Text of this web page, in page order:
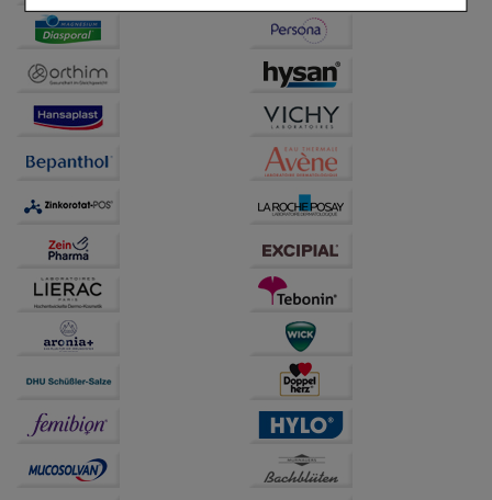
Einkaufserlebnis noch ansprechender zu gestalten,
beispielsweise für die Wiedererkennung des
Besuchers oder unsere Seite an bevorzugte
Verhaltensweisen (z.B. Spracheinstellung)
anzupassen. Komfort-Cookies ermöglichen es uns
auch auf Ihre Bedürfnisse zugeschrittene Inhalte
anzuzeigen und unser Partnerprogramm zu
Informationen über die Art und Weise der Nutzung
Website weiter für Sie optimieren können, den Inhalt
Drittseiten möglichst relevant für Sie zu gestalten.
Bitte beachten Sie, dass Daten hierfür teilweise an
Dritte wie z.B. Google oder soziale Medien
übertragen werden.